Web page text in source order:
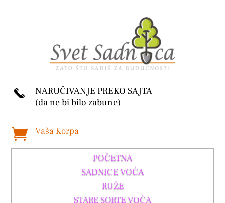
NARUČIVANJE PREKO SAJTA
(da ne bi bilo zabune)
 Vaša Korpa
POČETNA
SADNICE VOĆA
RUŽE
STARE SORTE VOĆA